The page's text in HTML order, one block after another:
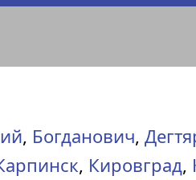
, Богданович,
, Кировград,